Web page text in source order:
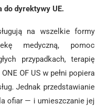
do dyrektywy UE.
na wszelkie formy
medyczną, pomoc
przypadkach, terapię
OF US w pełni popiera
Jednak przedstawianie
ofiar — i umieszczanie jej